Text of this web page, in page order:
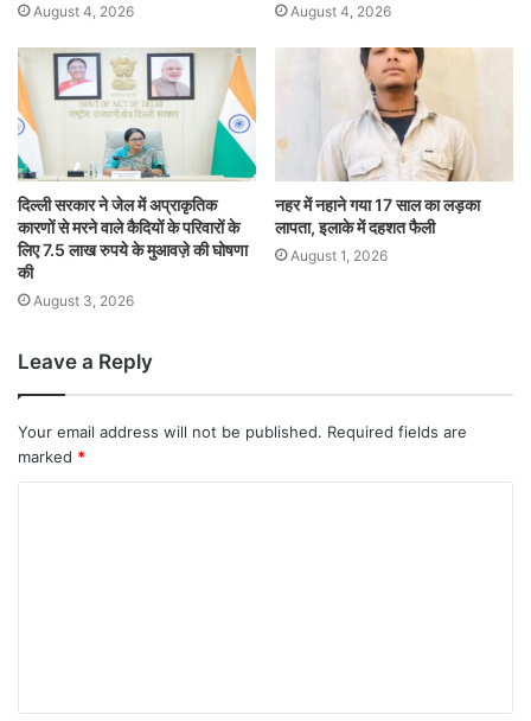
August 4, 2026 August 4, 2026
दिल्ली सरकार ने जेल में अप्राकृतिक
कारणों से मरने वाले कैदियों के परिवारों के
लिए 7.5 लाख रुपये के मुआवज़े की घोषणा
की
August 3, 2026
नहर में नहाने गया 17 साल का लड़का
लापता, इलाके में दहशत फैली
August 1, 2026
Leave a Reply
Your email address will not be published. Required fields are
marked *